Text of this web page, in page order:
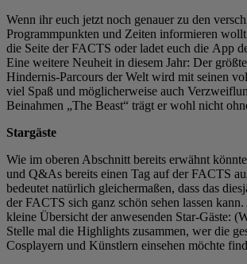
Wenn ihr euch jetzt noch genauer zu den
Programmpunkten und Zeiten informieren
die Seite der FACTS oder ladet euch die App
Eine weitere Neuheit in diesem Jahr: Der
Hindernis-Parcours der Welt wird mit seinen
viel Spaß und möglicherweise auch
Beinahmen „The Beast“ trägt er wohl nicht
Stargäste
Wie im oberen Abschnitt bereits erwähnt
und Q&As bereits einen Tag auf der FACTS
bedeutet natürlich gleichermaßen, dass das
der FACTS sich ganz schön sehen lassen
kleine Übersicht der anwesenden Star-Gäste:
Stelle mal die Highlights zusammen, wer die
Cosplayern und Künstlern einsehen möchte